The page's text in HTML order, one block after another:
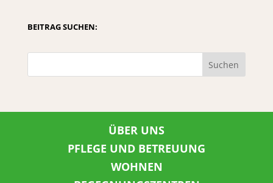
BEITRAG SUCHEN:
Suchen
ÜBER UNS
PFLEGE UND BETREUUNG
WOHNEN